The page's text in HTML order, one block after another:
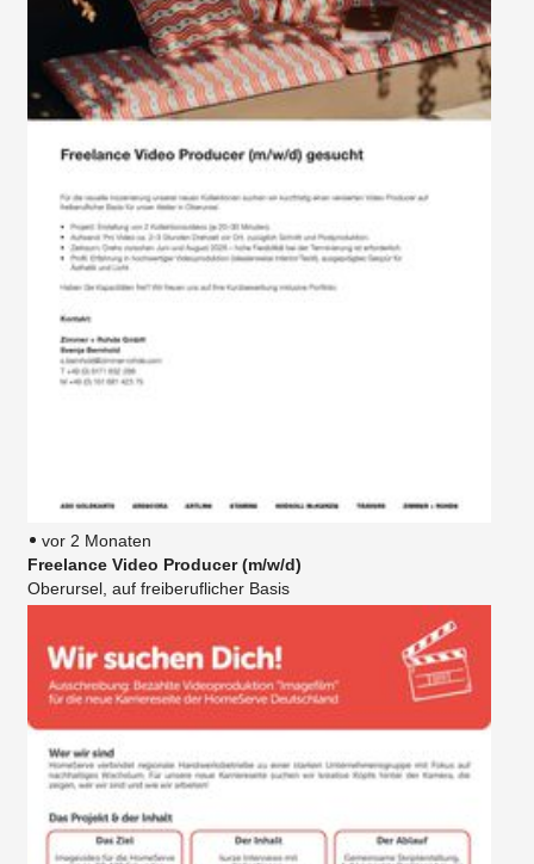
vor 2 Monaten
Freelance Video Producer (m/w/d)
Oberursel, auf freiberuflicher Basis